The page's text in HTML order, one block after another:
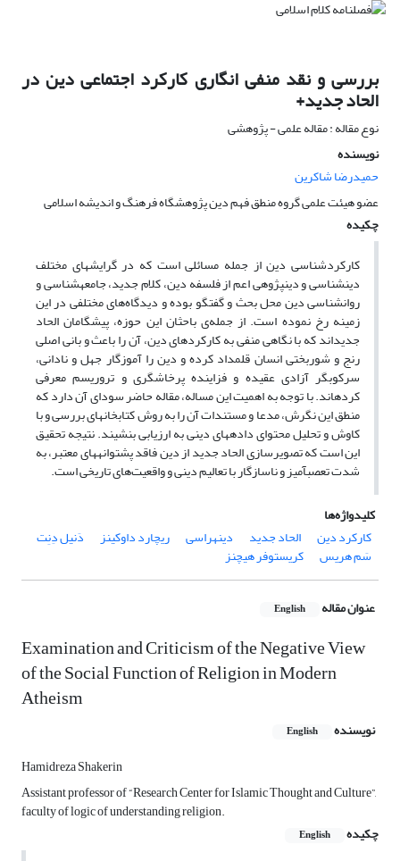
بررسی و نقد منفی انگاری کارکرد اجتماعی دین در
الحاد جدید+
نوع مقاله : مقاله علمی - پژوهشی
نویسنده
حمیدرضا شاکرین
عضو هیئت علمی گروه منطق فهم دین پژوهشگاه فرهنگ و اندیشه اسلامی
چکیده
کارکردشناسی دین از جمله مسائلی است که در گرایش‎های مختلف
دین‎شناسی و دین‎پژوهی اعم از فلسفه دین، کلام جدید، جامعه‎شناسی و
روانشناسی دین محل بحث و گفتگو بوده و دیدگاه‌های مختلفی در این
زمینه رخ نموده است. از جمله‌ی باحثان این حوزه، پیشگامان الحاد
جدیداند که با نگاهی منفی به کارکردهای دین، آن را باعث و بانی اصلی
رنج و شوربختی انسان قلمداد کرده و دین را آموزگار جهل و نادانی،
سرکوب‎گر آزادی عقیده و فزاینده پرخاشگری و تروریسم معرفی
کردهاند. با توجه به اهمیت این مساله، مقاله حاضر سودای آن دارد که
منطق این نگرش، مدعا و مستندات آن را به روش کتابخانه‎ای بررسی و با
کاوش و تحلیل محتوای داده‎های دینی به ارزیابی بنشیند. نتیجه تحقیق
این است که تصویرسازی الحاد جدید از دین فاقد پشتوانه‎های معتبر، به
شدت تعصب‎آمیز و ناسازگار با تعالیم دینی و واقعیت‌های تاریخی است.
کلیدواژه‌ها
کارکرد دین
الحاد جدید دین‎هراسی ریچارد داوکینز دَنیل دِنِت
سَم هریس کریستوفر هیچنز
عنوان مقاله English
Examination and Criticism of the Negative View
of the Social Function of Religion in Modern
Atheism
نویسنده English
Hamidreza Shakerin
Assistant professor of “Research Center for Islamic Thought and Culture”,
faculty of logic of understanding religion.
چکیده
English